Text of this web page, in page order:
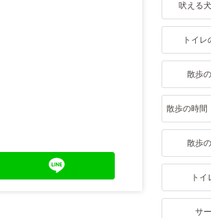
吠える
トイレ
散歩
散歩の時間
散歩
トイ
サ